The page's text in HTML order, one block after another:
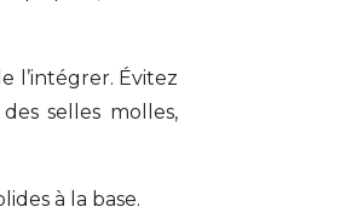
l’intégrer. Évitez
selles molles,
à la base.